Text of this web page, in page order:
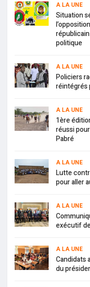
A LA UNE
Situation
politique
A LA UNE
Policiers
réintégrés
A LA UNE
1ère
réussi
Pabré
A LA UNE
Lutte
pour aller
A LA UNE
exécutif
A LA UNE
Candidats
du